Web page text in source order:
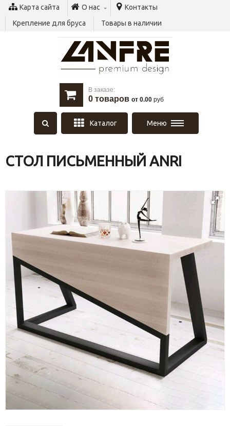
Карта сайта О нас
Контакты
Крепление для бруса
Товары в наличии
В заказе:
0 товаров от 0.00 руб
Каталог Меню
СТОЛ ПИСЬМЕННЫЙ ANRI